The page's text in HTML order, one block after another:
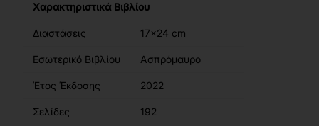
Χαρακτηριστικά Βιβλίου
Διαστάσεις 17x24 cm
Εσωτερικό Βιβλίου Ασπρόμαυρο
Έτος Έκδοσης 2022
Σελίδες 192